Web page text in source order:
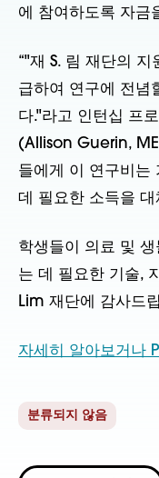
에 참여하도록 자금
“"재 S. 림 재단의
급하여 연구에 전념
다."라고 인턴십 프
(Allison Guerin,
들에게 이 연구비는
데 필요한 소득을 대
학생들이 의료 및
는 데 필요한 기술,
Lim 재단에 감사드
자세히 알아보거나
분류되지 않음